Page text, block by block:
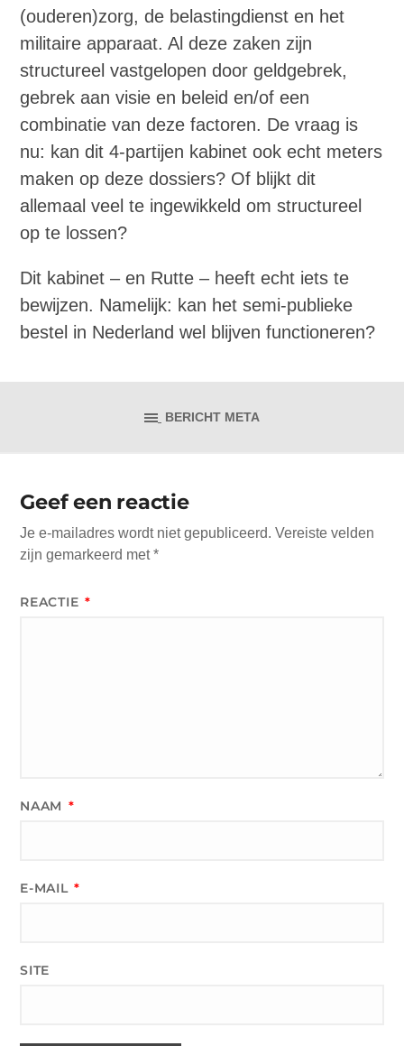
(ouderen)zorg, de belastingdienst en het
militaire apparaat. Al deze zaken zijn
structureel vastgelopen door geldgebrek,
gebrek aan visie en beleid en/of een
combinatie van deze factoren. De vraag is
nu: kan dit 4-partijen kabinet ook echt meters
maken op deze dossiers? Of blijkt dit
allemaal veel te ingewikkeld om structureel
op te lossen?
Dit kabinet – en Rutte – heeft echt iets te
bewijzen. Namelijk: kan het semi-publieke
bestel in Nederland wel blijven functioneren?
BERICHT META
Geef een reactie
Je e-mailadres wordt niet gepubliceerd. Vereiste velden
zijn gemarkeerd met*
REACTIE *
NAAM *
E-MAIL *
SITE